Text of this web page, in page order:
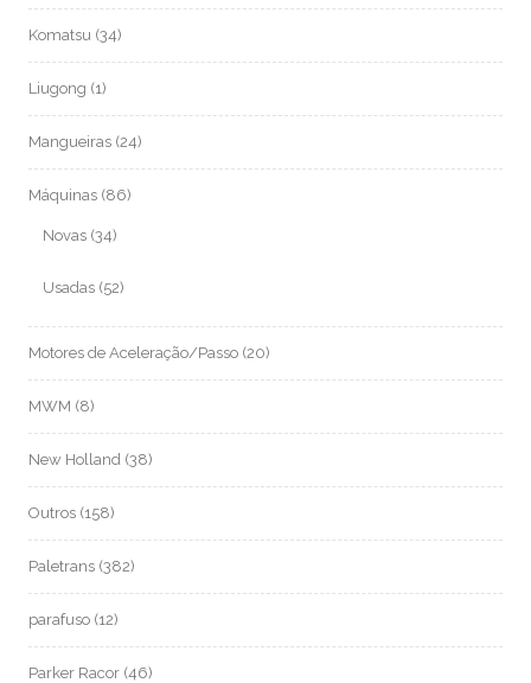
Komatsu (34)
Liugong (1)
Mangueiras (24)
Máquinas (86)
Novas (34)
Usadas (52)
Motores de Aceleração/Passo (20)
MWM (8)
New Holland (38)
Outros (158)
Paletrans (382)
parafuso (12)
Parker Racor (46)